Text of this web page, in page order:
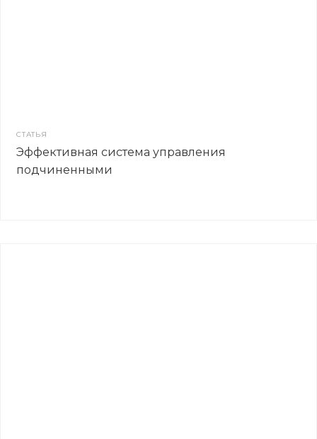
СТАТЬЯ
Эффективная система управления
подчиненными